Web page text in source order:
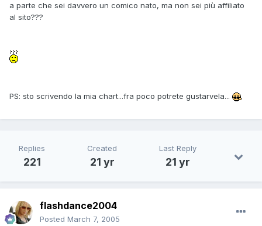
a parte che sei davvero un comico nato, ma non sei più affiliato
al sito???
PS: sto scrivendo la mia chart...fra poco potrete gustarvela...
Replies
221
Created
21 yr
Last Reply
21 yr
flashdance2004
Posted March 7, 2005